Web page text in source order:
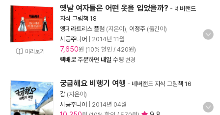
미리보기
옛날 여자들은 어떤 옷을 입었을까? - 네버랜드
지식 그림책 18
엥페라트리스 플럼 (지은이), 이정주 (옮긴이)
시공주니어
2014년 11월
7,650원 (10% 할인 / 420원)
택배로 주문하면 내일 수령 변경
궁금해요 비행기 여행 - 네버랜드 지식 그림책 16
감 (지은이)
시공주니어
2014년 04월